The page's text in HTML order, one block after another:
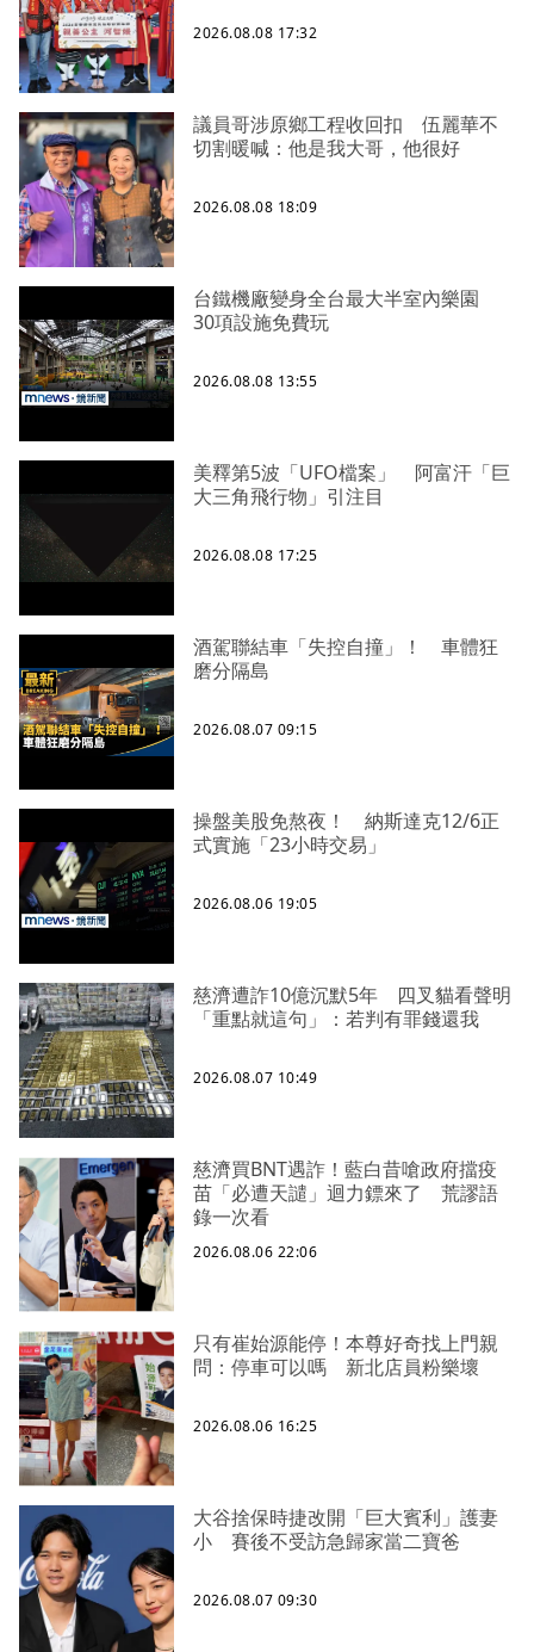
2026.08.08 17:32
議員哥涉原鄉工程收回扣 伍麗華不
切割暖喊：他是我大哥，他很好
2026.08.08 18:09
台鐵機廠變身全台最大半室內樂園
30項設施免費玩
2026.08.08 13:55
美釋第5波「UFO檔案」 阿富汗「巨
大三角飛行物」引注目
2026.08.08 17:25
酒駕聯結車「失控自撞」！ 車體狂
磨分隔島
2026.08.07 09:15
操盤美股免熬夜！ 納斯達克12/6正
式實施「23小時交易」
2026.08.06 19:05
慈濟遭詐10億沉默5年 四叉貓看聲明
「重點就這句」：若判有罪錢還我
2026.08.07 10:49
慈濟買BNT遇詐！藍白昔嗆政府擋疫
苗「必遭天譴」迴力鏢來了 荒謬語
錄一次看
2026.08.06 22:06
只有崔始源能停！本尊好奇找上門親
問：停車可以嗎 新北店員粉樂壞
2026.08.06 16:25
大谷捨保時捷改開「巨大賓利」護妻
小 賽後不受訪急歸家當二寶爸
2026.08.07 09:30